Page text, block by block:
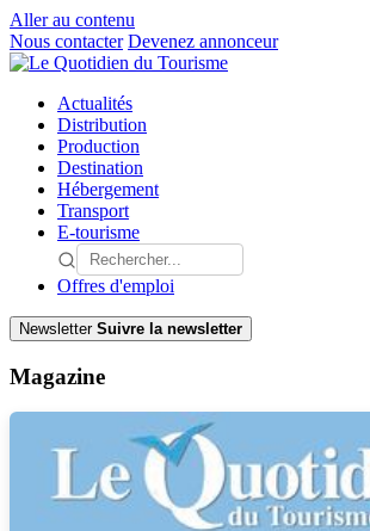
Aller au contenu
Nous contacter Devenez annonceur
Actualités
Distribution
Production
Destination
Hébergement
Transport
E-tourisme
Offres d'emploi
Newsletter Suivre la newsletter
Magazine